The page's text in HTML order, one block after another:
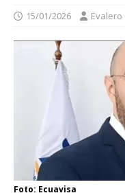
15/01/2026 Evalero
Foto: Ecuavisa